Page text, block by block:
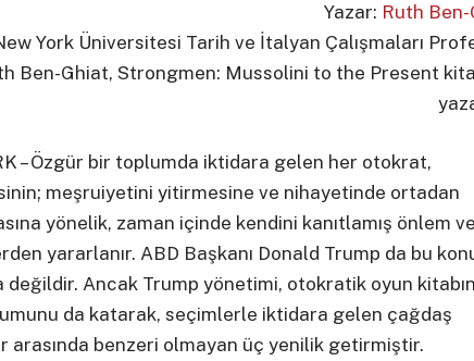
Yazar: Ruth
York Üniversitesi Tarih ve İtalyan Çalışmaları
Ben-Ghiat, Strongmen: Mussolini to the Present
– Özgür bir toplumda iktidara gelen her otokrat,
meşruiyetini yitirmesine ve nihayetinde ortadan
yönelik, zaman içinde kendini kanıtlamış önlem ve
yararlanır. ABD Başkanı Donald Trump da bu
değildir. Ancak Trump yönetimi, otokratik oyun
da katarak, seçimlerle iktidara gelen çağdaş
arasında benzeri olmayan üç yenilik getirmiştir.